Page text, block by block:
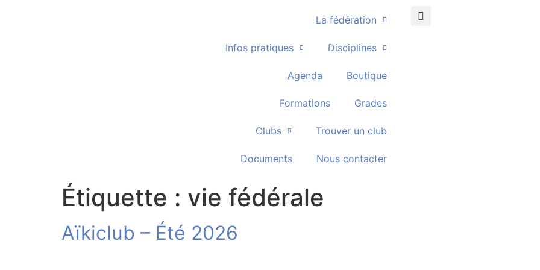
La fédération
Infos pratiques Disciplines
Agenda Boutique
Formations Grades
Clubs Trouver un club
Documents Nous contacter
Étiquette : vie fédérale
Aïkiclub – Été 2026